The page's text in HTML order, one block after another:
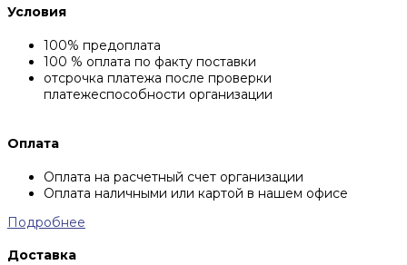
Условия
100% предоплата
100 % оплата по факту поставки
отсрочка платежа после проверки
платежеспособности организации
Оплата
Оплата на расчетный счет организации
Оплата наличными или картой в нашем офисе
Подробнее
Доставка